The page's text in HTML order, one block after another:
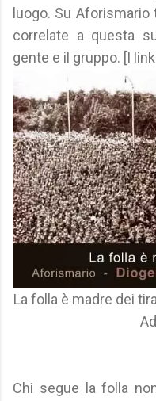
luogo. Su
correlate a questa
gente e il gruppo. [I
La folla è madre dei
Chi segue la folla